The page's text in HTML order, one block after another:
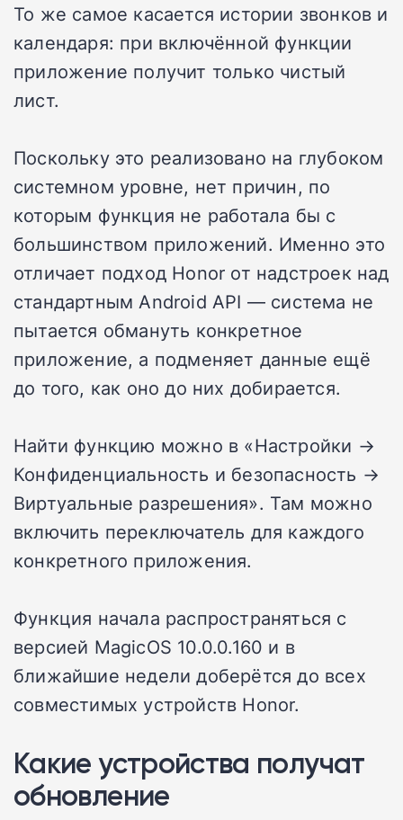
То же самое касается истории звонков и
календаря: при включённой функции
приложение получит только чистый
лист.
Поскольку это реализовано на глубоком
системном уровне, нет причин, по
которым функция не работала бы с
большинством приложений. Именно это
отличает подход Honor от надстроек над
стандартным Android API — система не
пытается обмануть конкретное
приложение, а подменяет данные ещё
до того, как оно до них добирается.
Найти функцию можно в «Настройки →
Конфиденциальность и безопасность →
Виртуальные разрешения». Там можно
включить переключатель для каждого
конкретного приложения.
Функция начала распространяться с
версией MagicOS 10.0.0.160 и в
ближайшие недели доберётся до всех
совместимых устройств Honor.
Какие устройства получат
обновление